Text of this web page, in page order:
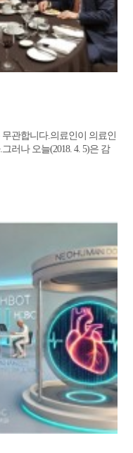
관합니다.​의료인이 의료인
러나 오늘(2018. 4. 5)은 감